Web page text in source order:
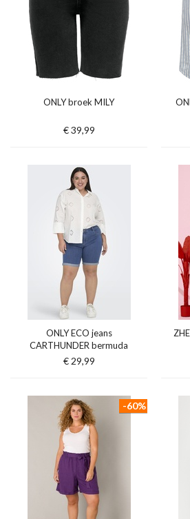
ONLY broek MILY
€ 39,99
ONLY ECO jeans
CARTHUNDER bermuda
€ 29,99
-60%